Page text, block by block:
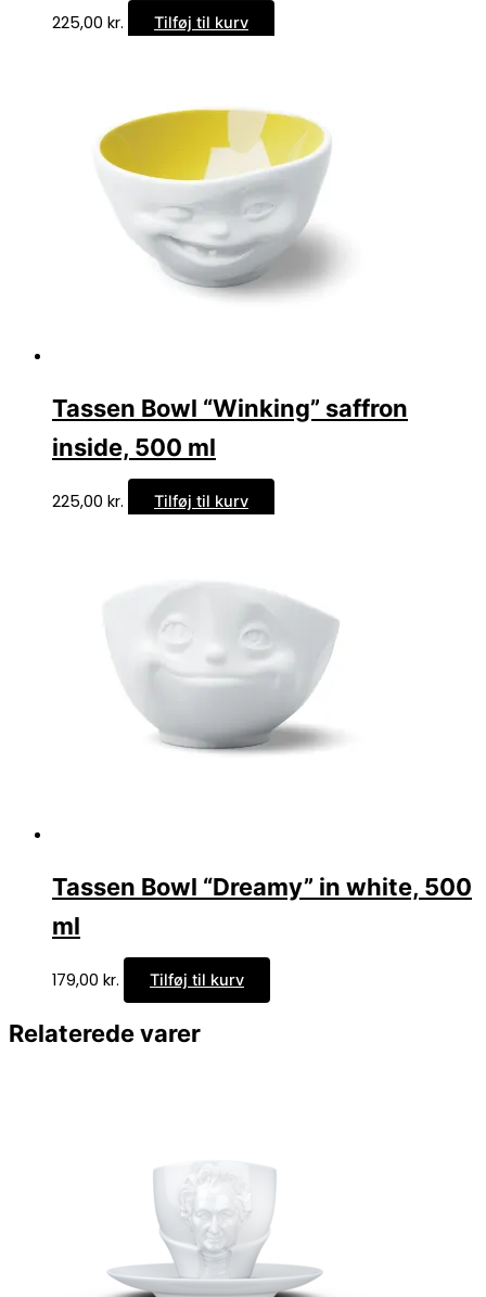
225,00 kr. Tilføj til kurv
Tassen Bowl “Winking” saffron
inside, 500 ml
225,00 kr. Tilføj til kurv
Tassen Bowl “Dreamy” in white, 500
ml
179,00 kr. Tilføj til kurv
Relaterede varer